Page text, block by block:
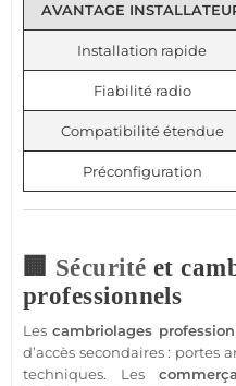
AVANTAGE
Installation rapide
Fiabilité radio
Compatibilité étendue
Préconfiguration
🏢 Sécurité et
professionnels
Lescambriolages
d’accès secondaires : portes
techniques. Les